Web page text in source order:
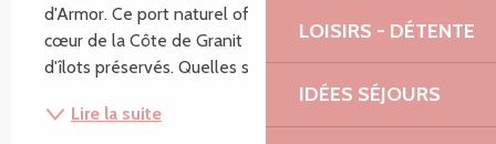
LOISIRS - DÉTENTE
IDÉES SÉJOURS
d'Armor. Ce port naturel offre un abri authentique au
cœur de la Côte de Granit Rose, face à un archipel
d'îlots préservés. Quelles sont les capacités...
Lire la suite